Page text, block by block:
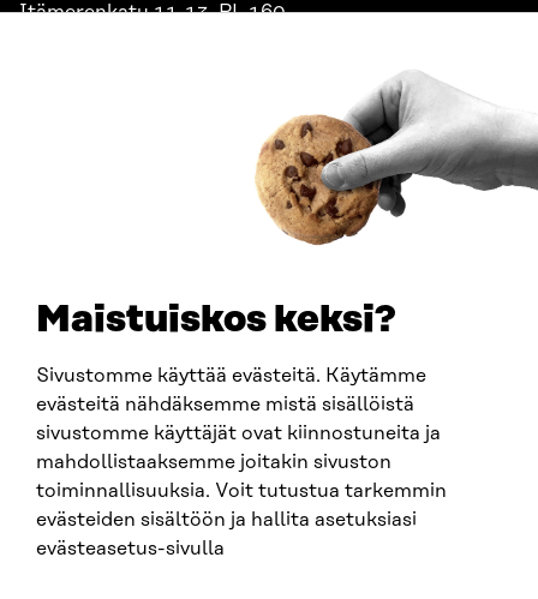
Maistuiskos keksi?
Sivustomme käyttää evästeitä. Käytämme
evästeitä nähdäksemme mistä sisällöistä
sivustomme käyttäjät ovat kiinnostuneita ja
mahdollistaaksemme joitakin sivuston
toiminnallisuuksia. Voit tutustua tarkemmin
evästeiden sisältöön ja hallita asetuksiasi
evästeasetus-sivulla
Itämerenkatu 11-13, PL 160,
SITRA SOSIAALISESSA MEDIASSA
LinkedIn
Instagram
YouTube